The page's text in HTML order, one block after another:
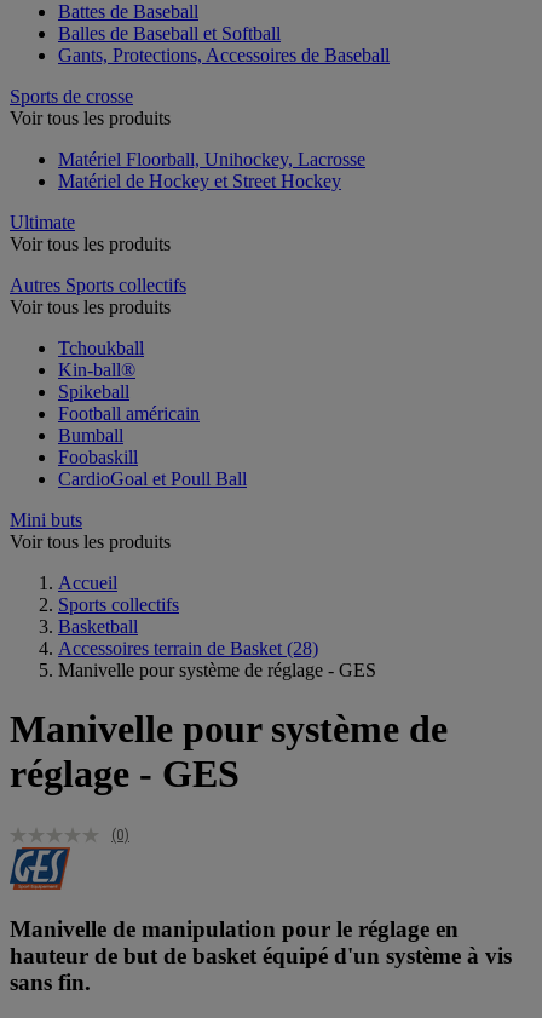
Battes de Baseball
Balles de Baseball et Softball
Gants, Protections, Accessoires de Baseball
Sports de crosse
Voir tous les produits
Matériel Floorball, Unihockey, Lacrosse
Matériel de Hockey et Street Hockey
Ultimate
Voir tous les produits
Autres Sports collectifs
Voir tous les produits
Tchoukball
Kin-ball®
Spikeball
Football américain
Bumball
Foobaskill
CardioGoal et Poull Ball
Mini buts
Voir tous les produits
Accueil
Sports collectifs
Basketball
Accessoires terrain de Basket (28)
Manivelle pour système de réglage - GES
Manivelle pour système de
réglage - GES
(0)
Manivelle de manipulation pour le réglage en
hauteur de but de basket équipé d'un système à vis
sans fin.